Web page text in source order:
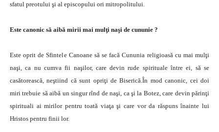
sfatul preotului şi al episcopului ori mitropolitului.
Este canonic să aibă mirii mai mulţi naşi de cununie ?
Este oprit de Sfintele Canoane să se facă Cununia religioasă cu mai mulţi
naşi, ca nu cumva fii naşilor, care devin rude spirituale între ei, să se
casătorească, neştiind că sunt opriţi de Biserică.În mod canonic, cei doi
miri trebuie să aibă un singur rînd de naşi, ca şi la Botez, care devin părinţi
spirituali ai mirilor pentru toată viaţa şi care vor da răspuns înainte lui
Hristos pentru finii lor.